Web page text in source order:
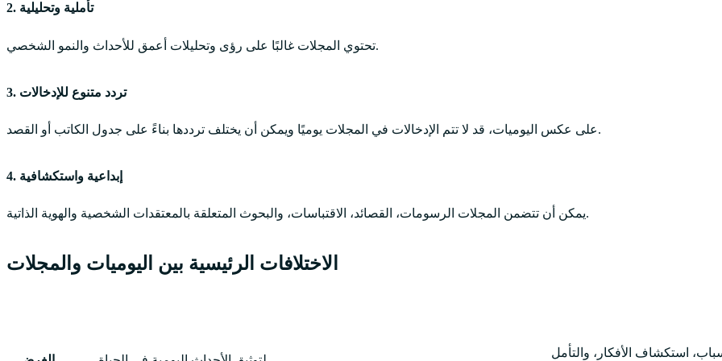
2. تأملية وتحليلية
تحتوي المجلات غالبًا على رؤى وتحليلات أعمق للأحداث والنمو الشخصي.
3. تردد متنوع للإدخالات
على عكس اليوميات، قد لا تتم الإدخالات في المجلات يوميًا ويمكن أن يختلف ترددها بناءً على جدول الكاتب أو القصد.
4. إبداعية واستكشافية
يمكن أن تتضمن المجلات الرسومات، القصائد، الاقتباسات، والبحوث المتعلقة بالمعتقدات الشخصية والهوية الذاتية.
الاختلافات الرئيسية بين اليوميات والمجلات
استكشاف الأفكار، والتأمل